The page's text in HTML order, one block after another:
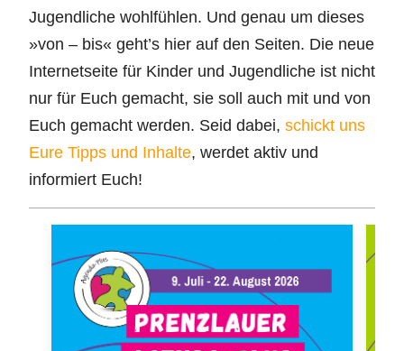
Jugendliche wohlfühlen. Und genau um dieses
»von – bis« geht’s hier auf den Seiten. Die neue
Internetseite für Kinder und Jugendliche ist nicht
nur für Euch gemacht, sie soll auch mit und von
Euch gemacht werden. Seid dabei, schickt uns
Eure Tipps und Inhalte, werdet aktiv und
informiert Euch!